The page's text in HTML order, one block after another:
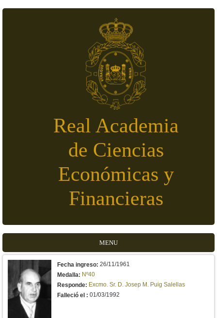
Real Academia
de Ciencias
Económicas y
Financieras
MENU
Fecha ingreso: 26/11/1961
Medalla: Nº40
Responde: Excmo. Sr. D. Josep M. Puig Salellas
Falleció el : 01/03/1992